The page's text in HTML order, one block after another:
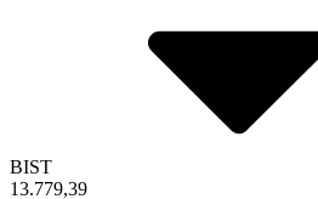
BIST
13.779,39